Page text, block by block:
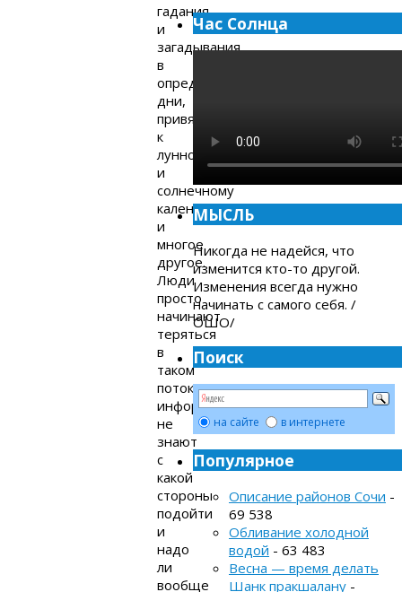
гадания
и
загадывания
в
определённые
дни,
привязка
к
лунному
и
солнечному
календарям
и
многое
другое.
Люди
просто
начинают
теряться
в
таком
потоке
информации,
не
знают
с
какой
стороны
подойти
и
надо
ли
вообще
Час Солнца
МЫСЛЬ
Никогда не надейся, что
изменится кто-то другой.
Изменения всегда нужно
начинать с самого себя. /
ОШО/
Поиск
на сайте в интернете
Популярное
Описание районов Сочи -
69 538
Обливание холодной
водой - 63 483
Весна — время делать
Шанк пракшалану -